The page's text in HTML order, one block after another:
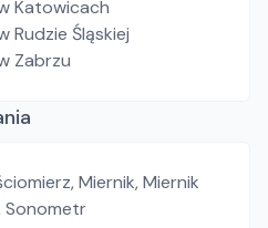
Katowicach
Rudzie Śląskiej
Zabrzu
,Miernik,Miernik
Sonometr